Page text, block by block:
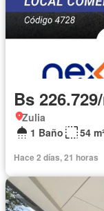
Bs
Zulia
1 Baño
54
Hace 2 días, 21 horas